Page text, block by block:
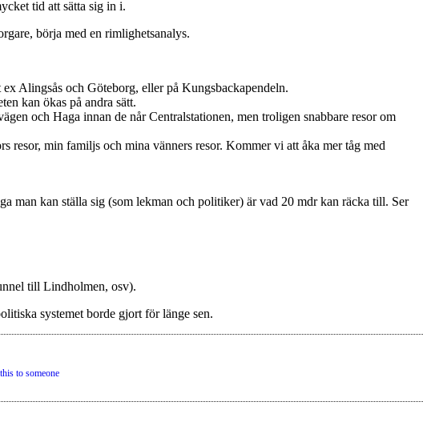
tid att sätta sig in i.
börja med en rimlighetsanalys.
Alingsås och Göteborg, eller på Kungsbackapendeln.
kan ökas på andra sätt.
och Haga innan de når Centralstationen, men troligen snabbare resor om
resor, min familjs och mina vänners resor. Kommer vi att åka mer tåg med
man kan ställa sig (som lekman och politiker) är vad 20 mdr kan räcka till. Ser
till Lindholmen, osv).
systemet borde gjort för länge sen.